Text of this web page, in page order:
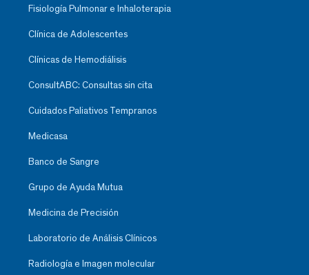
Fisiología Pulmonar e Inhaloterapia
Clínica de Adolescentes
Clínicas de Hemodiálisis
ConsultABC: Consultas sin cita
Cuidados Paliativos Tempranos
Medicasa
Banco de Sangre
Grupo de Ayuda Mutua
Medicina de Precisión
Laboratorio de Análisis Clínicos
Radiología e Imagen molecular